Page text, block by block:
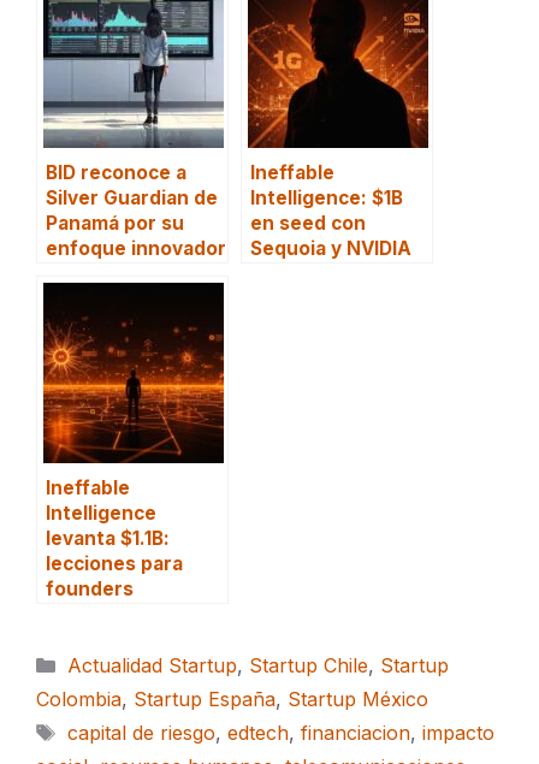
BID reconoce a
Silver Guardian de
Panamá por su
enfoque innovador
Ineffable
Intelligence: $1B
en seed con
Sequoia y NVIDIA
Ineffable
Intelligence
levanta $1.1B:
lecciones para
founders
Categorías
Actualidad Startup, Startup Chile, Startup
Colombia, Startup España, Startup México
Etiquetas
capital de riesgo, edtech, financiacion, impacto